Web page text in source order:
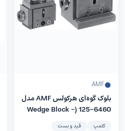
AMF
بلوک گوه‌ای هرکولس AMF مدل
6460-125 (Wedge Block –
کلمپ قید و بست